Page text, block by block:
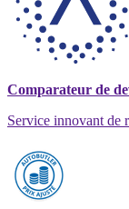
Comparateur de
Service innovant de